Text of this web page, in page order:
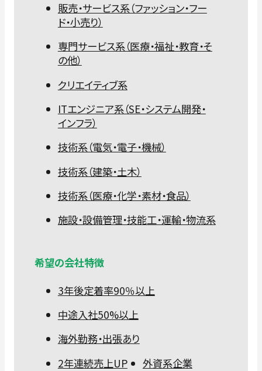
販売・サービス系（ファッション・フー
ド・小売り）
専門サービス系（医療・福祉・教育・そ
の他）
クリエイティブ系
ITエンジニア系（SE・システム開発・
インフラ）
技術系（電気・電子・機械）
技術系（建築・土木）
技術系（医療・化学・素材・食品）
施設・設備管理・技能工・運輸・物流系
希望の会社特徴
3年後定着率90％以上
中途入社50%以上
海外勤務・出張あり
2年連続売上UP
外資系企業